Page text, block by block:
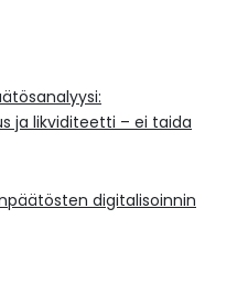
ja likviditeetti – ei taida
digitalisoinnin